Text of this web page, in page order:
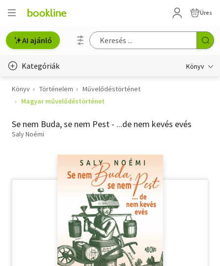
Üres
AI ajánló
Kategóriák Könyv
Életmód, egészség
Gyermek- és ifjúsági
Hobbi, szabadidő
Szótár, nyelvkönyv
Tankönyv, segédkönyv
Könyv Történelem
Művelődéstörténet
Magyar művelődéstörténet
Se nem Buda, se nem Pest - ...de nem kevés evés
Saly Noémi